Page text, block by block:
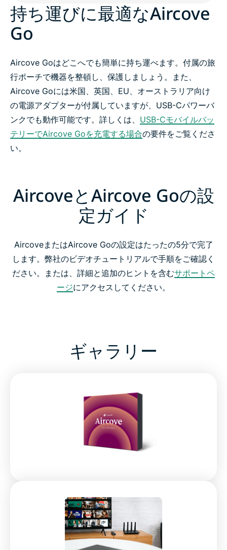
持ち運びに最適なAircove
Go
Aircove Goはどこへでも簡単に持ち運べます。付属の旅
行ポーチで機器を整頓し、保護しましょう。また、
Aircove Goには米国、英国、EU、オーストラリア向け
の電源アダプターが付属していますが、USB-Cパワーバ
ンクでも動作可能です。詳しくは、 USB-Cモバイルバッ
テリーでAircove Goを充電する場合の要件をご覧くださ
い。
AircoveとAircove Goの設
定ガイド
AircoveまたはAircove Goの設定はたったの5分で完了
します。弊社のビデオチュートリアルで手順をご確認く
ださい。または、詳細と追加のヒントを含むサポートペ
ージにアクセスしてください。
ギャラリー